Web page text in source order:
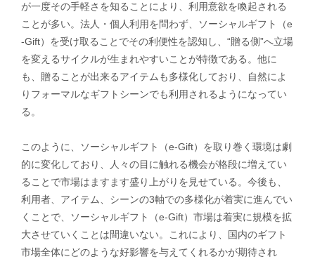
が一度その手軽さを知ることにより、利用意欲を喚起される
ことが多い。法人・個人利用を問わず、ソーシャルギフト（e
-Gift）を受け取ることでその利便性を認知し、“贈る側”へ立場
を変えるサイクルが生まれやすいことが特徴である。他に
も、贈ることが出来るアイテムも多様化しており、自然によ
りフォーマルなギフトシーンでも利用されるようになってい
る。
このように、ソーシャルギフト（e-Gift）を取り巻く環境は劇
的に変化しており、人々の目に触れる機会が格段に増えてい
ることで市場はますます盛り上がりを見せている。今後も、
利用者、アイテム、シーンの3軸での多様化が着実に進んでい
くことで、ソーシャルギフト（e-Gift）市場は着実に規模を拡
大させていくことは間違いない。これにより、国内のギフト
市場全体にどのような好影響を与えてくれるかが期待され